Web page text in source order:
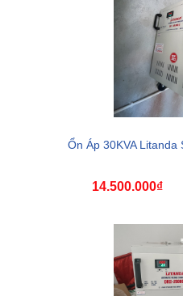
Ổn Áp 30KVA Litanda
14.500.000₫